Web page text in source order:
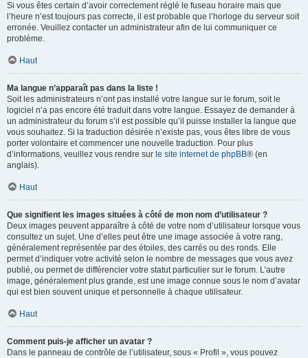
Si vous êtes certain d’avoir correctement réglé le fuseau horaire mais que
l’heure n’est toujours pas correcte, il est probable que l’horloge du serveur soit
erronée. Veuillez contacter un administrateur afin de lui communiquer ce
problème.
Haut
Ma langue n’apparaît pas dans la liste !
Soit les administrateurs n’ont pas installé votre langue sur le forum, soit le
logiciel n’a pas encore été traduit dans votre langue. Essayez de demander à
un administrateur du forum s’il est possible qu’il puisse installer la langue que
vous souhaitez. Si la traduction désirée n’existe pas, vous êtes libre de vous
porter volontaire et commencer une nouvelle traduction. Pour plus
d’informations, veuillez vous rendre sur le site internet de phpBB® (en
anglais).
Haut
Que signifient les images situées à côté de mon nom d’utilisateur ?
Deux images peuvent apparaître à côté de votre nom d’utilisateur lorsque vous
consultez un sujet. Une d’elles peut être une image associée à votre rang,
généralement représentée par des étoiles, des carrés ou des ronds. Elle
permet d’indiquer votre activité selon le nombre de messages que vous avez
publié, ou permet de différencier votre statut particulier sur le forum. L’autre
image, généralement plus grande, est une image connue sous le nom d’avatar
qui est bien souvent unique et personnelle à chaque utilisateur.
Haut
Comment puis-je afficher un avatar ?
Dans le panneau de contrôle de l’utilisateur, sous « Profil », vous pouvez